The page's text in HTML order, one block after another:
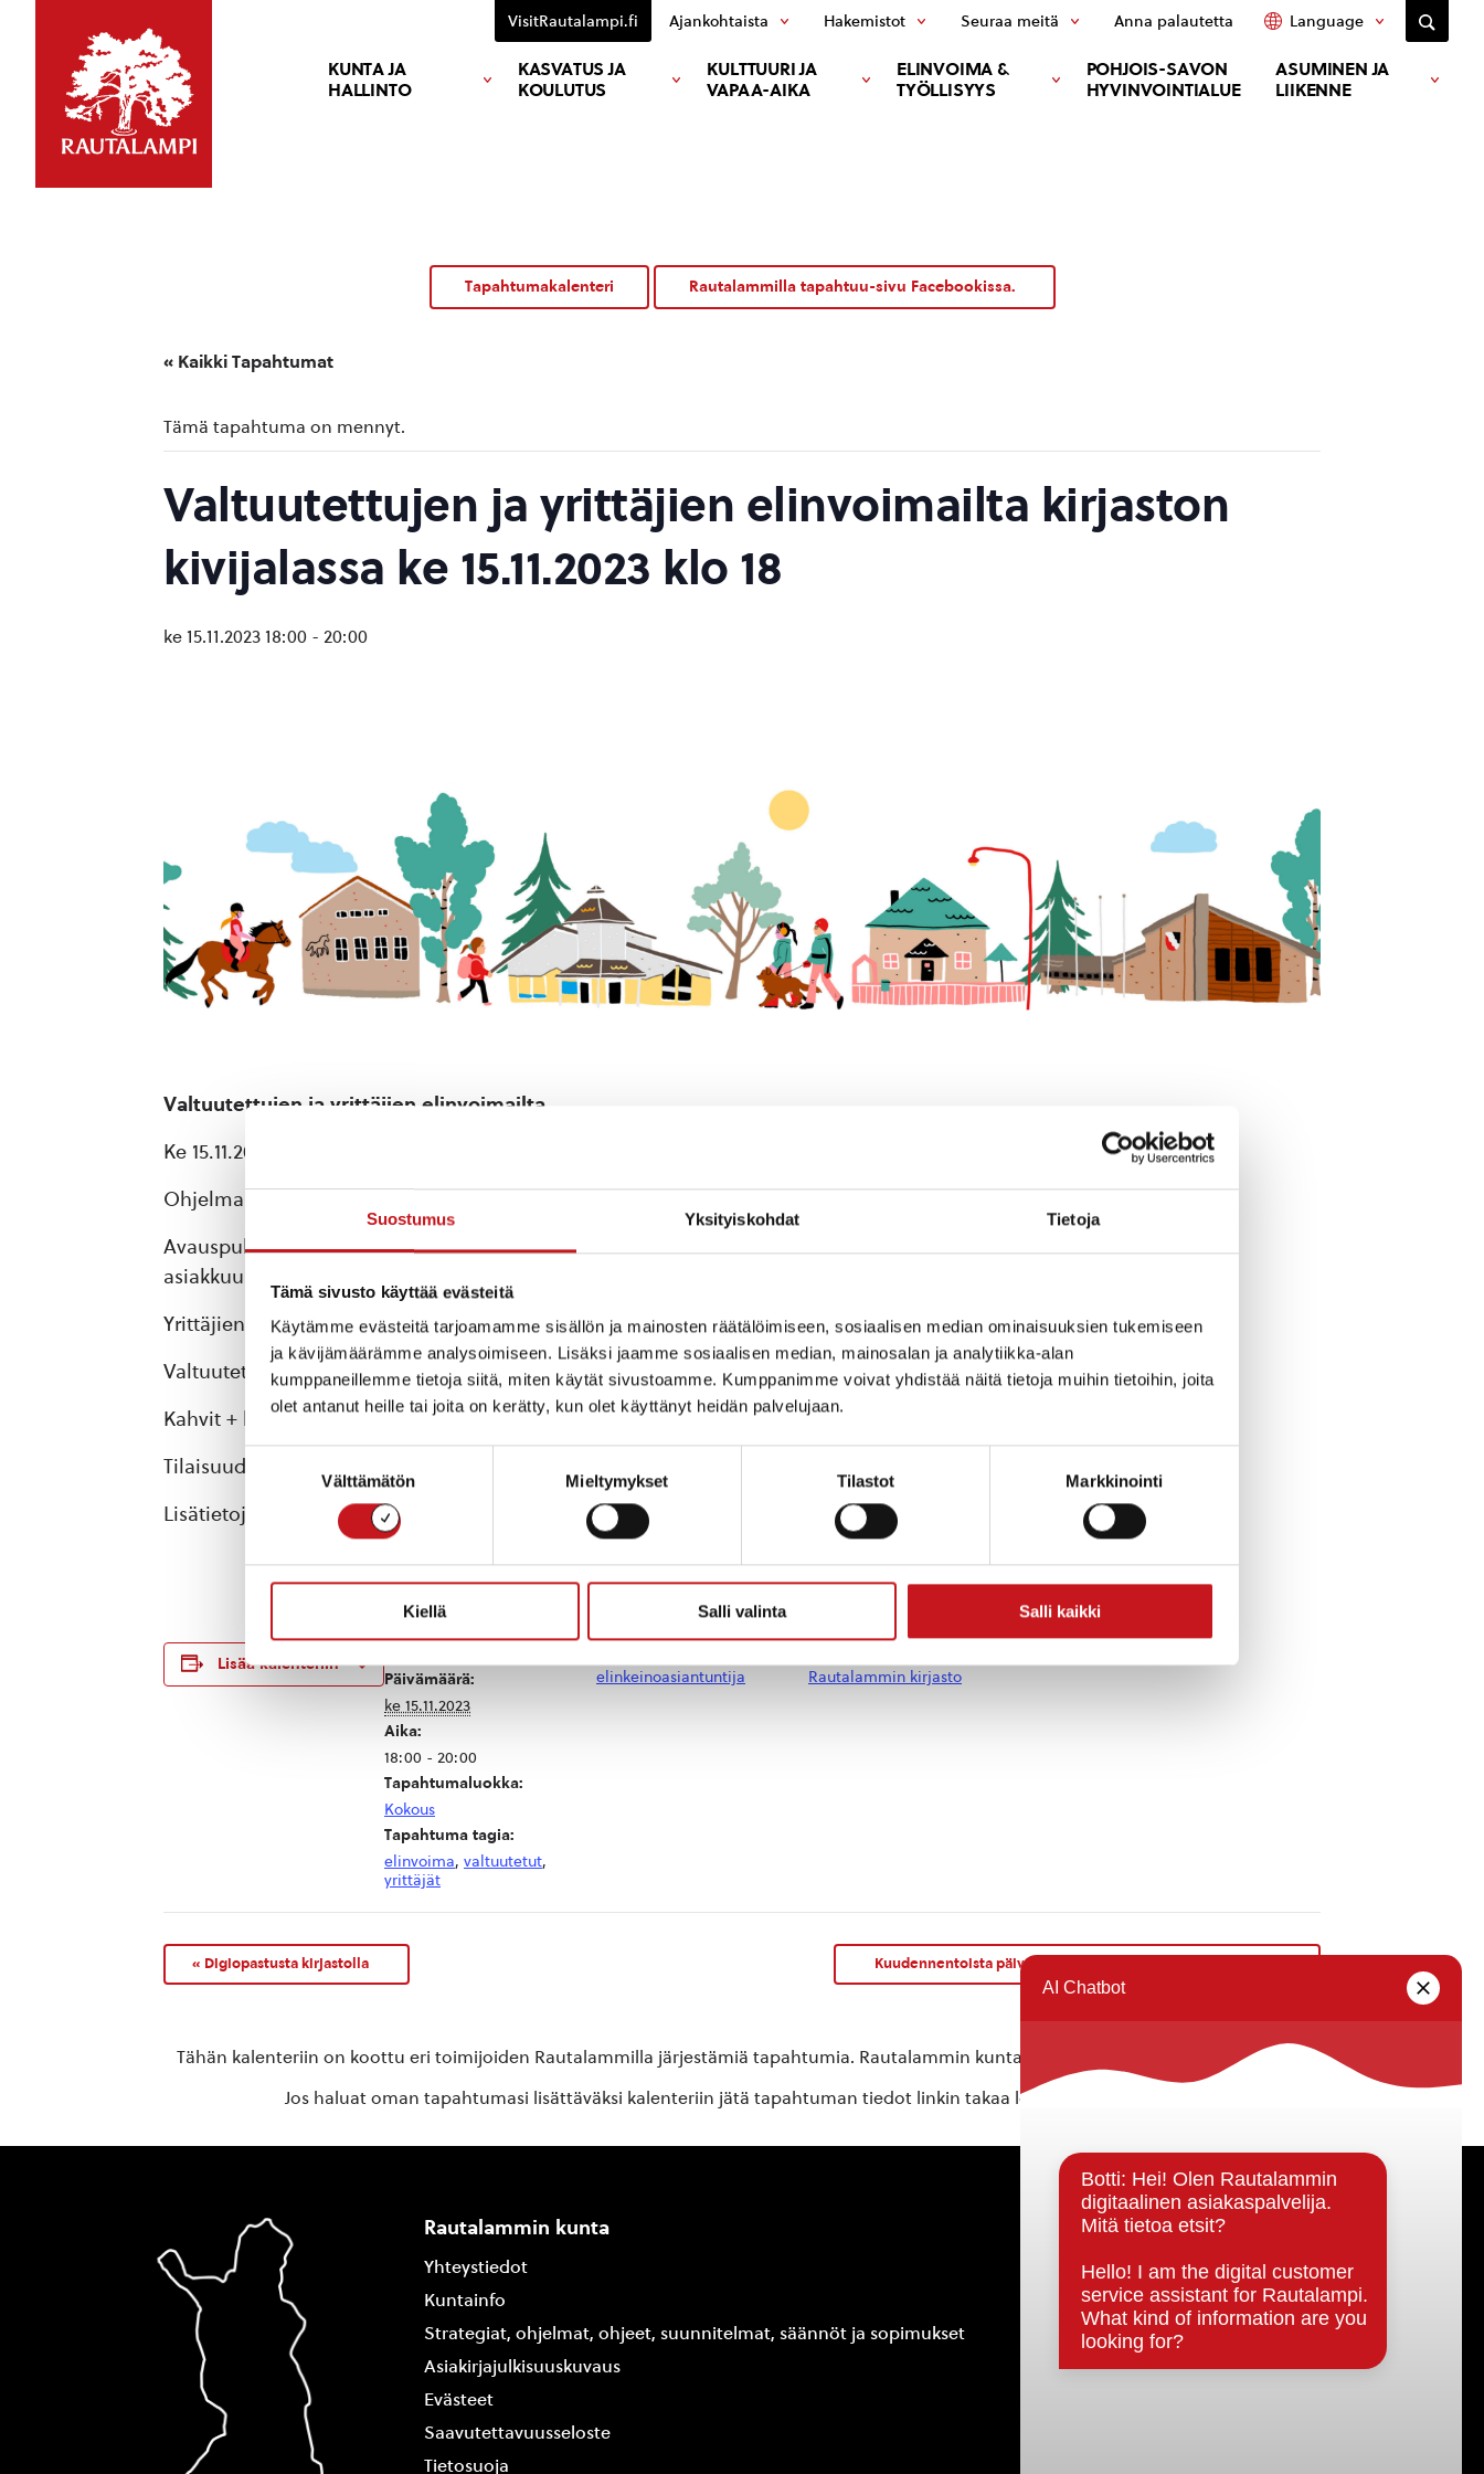
Suostumus Yksityiskohdat Tietoja
Tämä sivusto käyttää evästeitä
Käytämme evästeitä tarjoamamme sisällön ja mainosten räätälöimiseen, sosiaalisen median ominaisuuksien tukemiseen
ja kävijämäärämme analysoimiseen. Lisäksi jaamme sosiaalisen median, mainosalan ja analytiikka-alan
kumppaneillemme tietoja siitä, miten käytät sivustoamme. Kumppanimme voivat yhdistää näitä tietoja muihin tietoihin, joita
olet antanut heille tai joita on kerätty, kun olet käyttänyt heidän palvelujaan.
Suostumuksen
Välttämätön Mieltymykset Tilastot Markkinointi
Kiellä Salli valinta Salli kaikki
KUNTA JA
HALLINTO
KASVATUS JA
KOULUTUS
KULTTUURI JA
VAPAA-AIKA
ELINVOIMA &
TYÖLLISYYS
POHJOIS-SAVON
HYVINVOINTIALUE
ASUMINEN JA
LIIKENNE
VisitRautalampi.fi Ajankohtaista Hakemistot Seuraa meitä Anna palautetta Language
Tapahtumakalenteri Rautalammilla tapahtuu-sivu Facebookissa.
« Kaikki Tapahtumat
Tämä tapahtuma on mennyt.
Valtuutettujen ja yrittäjien elinvoimailta kirjaston
kivijalassa ke 15.11.2023 klo 18
ke 15.11.2023 18:00 - 20:00
Valtuutettujen ja yrittäjien elinvoimailta
Ke 15.11.2023 klo 18 Kirjaston kivijalka.
Ohjelma:
Avauspuhe ja elinvoimatyöryhmän hyväksymän Rautalammin elinvoimalupauksen esittely Savon Yrittäjien
asiakkuuspäällikkö Mia Simpanen.
Yrittäjien esittäytyminen valtuutetuille
Valtuutettujen ja yrittäjien keskustelu, vetäjä Tuomo Vähäsarja
Kahvit + keskustelu jatkuu
Tilaisuuden päätössanat kunnanvaltuuston puheenjohtaja Sari Hintikka-Varis.
Lisätietoja: elinkeinoasiantuntija Tuomo Vähäsarja. tuomo.vahasarja@rautalampi.fi, p. 040 152 7741.
Lisää kalenteriin
Päivämäärä:
ke 15.11.2023
Aika:
18:00 - 20:00
Tapahtumaluokka:
Kokous
Tapahtuma tagia:
elinvoima, valtuutetut,
yrittäjät
elinkeinoasiantuntija
Rautalammin kirjasto
« Digiopastusta kirjastolla Kuudennentoista päivän klubi to 16.11.2023 klo 17 Työppärillä
Tähän kalenteriin on koottu eri toimijoiden Rautalammilla järjestämiä tapahtumia. Rautalammin kunta ei vastaa tietojen oikeellisuudesta.
Jos haluat oman tapahtumasi lisättäväksi kalenteriin jätä tapahtuman tiedot linkin takaa löytyvällä
Rautalammin kunta
Yhteystiedot
Kuntainfo
Strategiat, ohjelmat, ohjeet, suunnitelmat, säännöt ja sopimukset
Asiakirjajulkisuuskuvaus
Evästeet
Saavutettavuusseloste
Tietosuoja
Päätöksenteko ja lähidemokratia
Päätökset, esityslistat & pöytäkirjat
Hallinto
Kunnanhallitus
Kunnanvaltuusto